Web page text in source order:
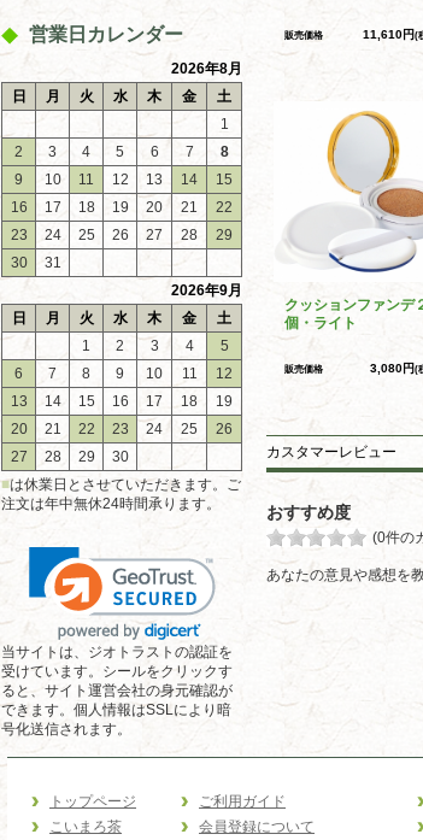
営業日カレンダー
2026年8月
日
月 火 水 木 金
土
1
2
3 4 5 6 7
8
9
10 11 12 13 14
15
16
17 18 19 20 21
22
23
24 25 26 27 28
29
30
31
2026年9月
日
月 火 水 木 金
土
1
2 3 4
5
6
7 8 9 10 11
12
13
14 15 16 17 18
19
20
21 22 23 24 25
26
27
28 29
30
■は休業日とさせていただきます。ご
注文は年中無休24時間承ります。
当サイトは、ジオトラストの認証を
受けています。シールをクリックす
ると、サイト運営会社の身元確認が
できます。個人情報はSSLにより暗
号化送信されます。
販売価格 11,610円(
クッションファンデ
個・ライト
販売価格 3,080円(
カスタマーレビュー
おすすめ度
(0件の
あなたの意見や感想を
トップページ
こいまろ茶
ご利用ガイド
会員登録について